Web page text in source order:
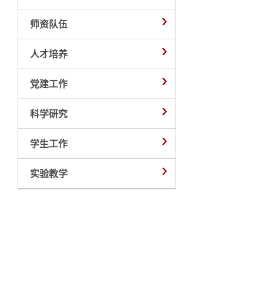
师资队伍
人才培养
党建工作
科学研究
学生工作
实验教学